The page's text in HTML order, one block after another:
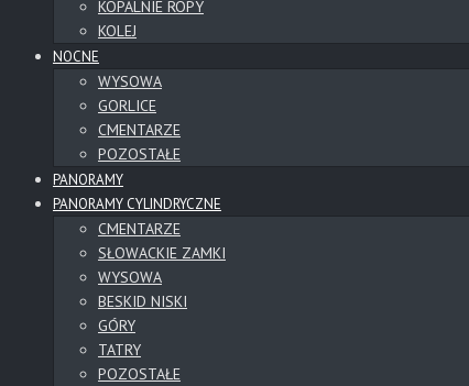
KOPALNIE ROPY
KOLEJ
NOCNE
WYSOWA
GORLICE
CMENTARZE
POZOSTAŁE
PANORAMY
PANORAMY CYLINDRYCZNE
CMENTARZE
SŁOWACKIE ZAMKI
WYSOWA
BESKID NISKI
GÓRY
TATRY
POZOSTAŁE